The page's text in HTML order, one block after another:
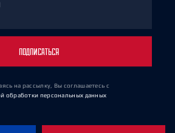
ПОДПИСАТЬСЯ
на рассылку, Вы соглашаетесь с
обработки персональных данных